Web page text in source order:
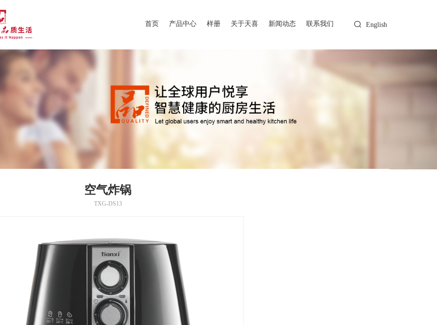
首页 产品中心 样册 关于天喜 新闻动态 联系我们 English
空气炸锅
TXG-DS13